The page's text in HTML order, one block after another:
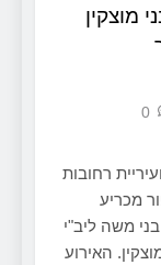
מוצקין
0
רחובות
מכריע
משה ליב"י
האירוע